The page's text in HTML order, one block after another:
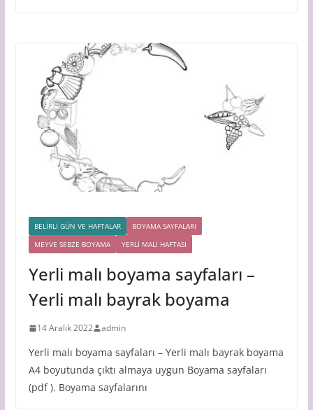
BELİRLİ GÜN VE HAFTALAR
BOYAMA SAYFALARI
MEYVE SEBZE BOYAMA
YERLİ MALI HAFTASI
Yerli malı boyama sayfaları –
Yerli malı bayrak boyama
14 Aralık 2022 admin
Yerli malı boyama sayfaları – Yerli malı bayrak boyama
A4 boyutunda çıktı almaya uygun Boyama sayfaları
(pdf ). Boyama sayfalarını